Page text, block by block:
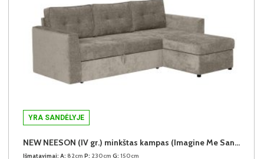
YRA SANDĖLYJE
NEW NEESON (IV gr.) minkštas kampas (Imagine Me Sand-03)
Išmatavimai: A: 82cm P: 230cm G: 150cm